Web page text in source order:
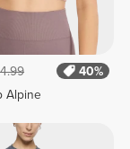
40%
Alpine